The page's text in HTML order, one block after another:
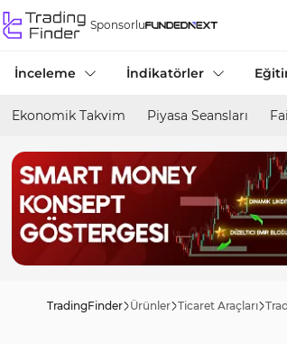
Sponsorlu
İnceleme İndikatörler
Ekonomik Takvim Piyasa Seansları
TradingFinder Ürünler Ticaret Araçları